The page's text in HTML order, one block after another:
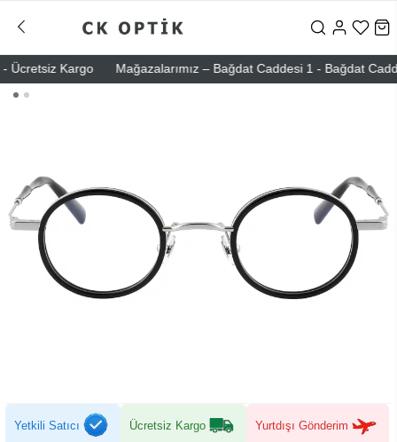
Kargo Mağazalarımız – Bağdat Caddesi 1 - Bağdat
Yetkili Satıcı Ücretsiz Kargo Yurtdışı Gönderim